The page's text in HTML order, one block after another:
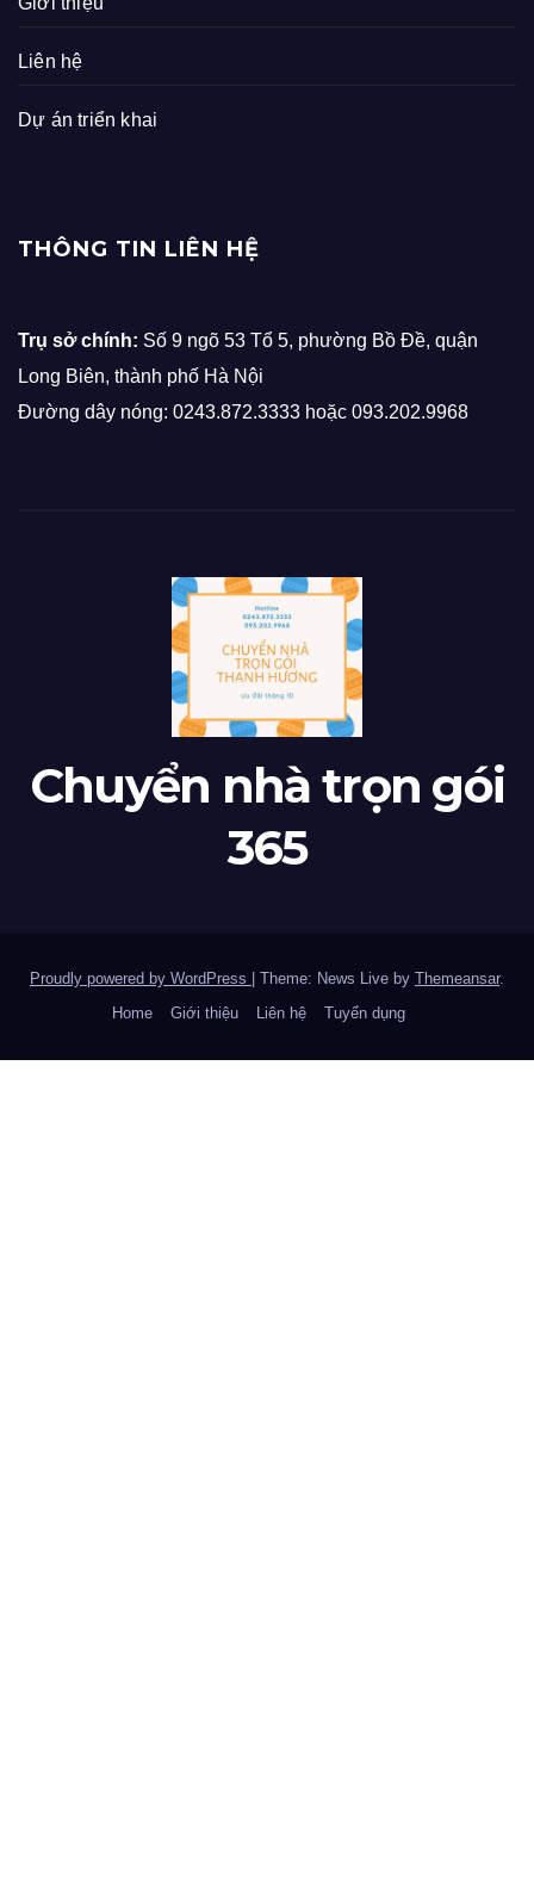
Liên hệ
Dự án triển khai
THÔNG TIN LIÊN HỆ
Trụ sở chính: Số 9 ngõ 53 Tổ 5, phường Bồ Đề, quận
Long Biên, thành phố Hà Nội
Đường dây nóng: 0243.872.3333 hoặc 093.202.9968
Chuyển nhà trọn gói
365
Proudly powered by WordPress Theme: News Live by Themeansar.
Home
Giới thiệu Liên hệ Tuyển dụng